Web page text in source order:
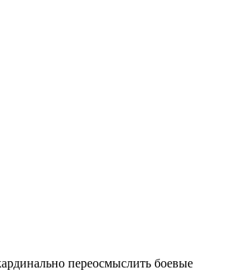
переосмыслить боевые